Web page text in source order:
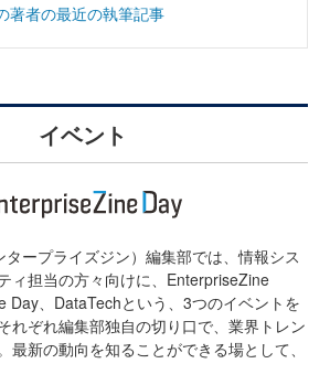
著者の最近の執筆記事
イベント
ープライズジン）編集部では、情報シス
ィ担当の方々向けに、EnterpriseZine
Day、DataTechという、3つのイベントを
れぞれ編集部独自の切り口で、業界トレン
最新の動向を知ることができる場として、